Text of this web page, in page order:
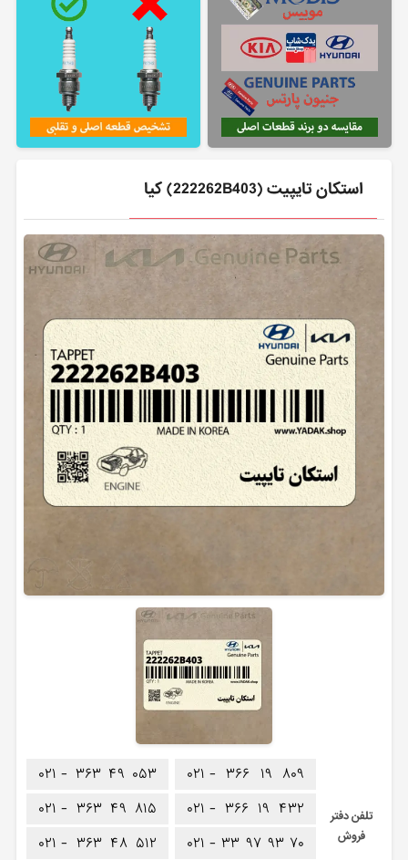
استكان تايپيت (222262B403) کیا
تلفن دفتر
فروش
۰۲۱ - ۳۶۶ ۱۹ ۸۰۹
۰۲۱ - ۳۶۶ ۱۹ ۴۳۲
۰۲۱ - ۳۳ ۹۷ ۹۳ ۷۰
۰۲۱ - ۳۶۳ ۴۹ ۰۵۳
۰۲۱ - ۳۶۳ ۴۹ ۸۱۵
۰۲۱ - ۳۶۳ ۴۸ ۵۱۲